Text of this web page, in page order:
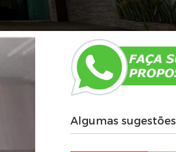
Algumas sugestões